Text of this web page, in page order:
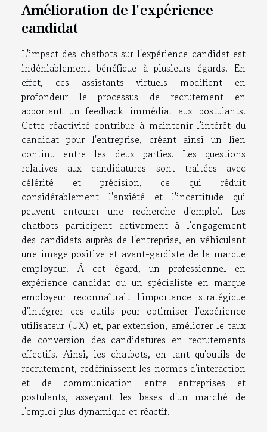
Amélioration de l'expérience
candidat
L'impact des chatbots sur l'expérience candidat est
indéniablement bénéfique à plusieurs égards. En
effet, ces assistants virtuels modifient en
profondeur le processus de recrutement en
apportant un feedback immédiat aux postulants.
Cette réactivité contribue à maintenir l'intérêt du
candidat pour l'entreprise, créant ainsi un lien
continu entre les deux parties. Les questions
relatives aux candidatures sont traitées avec
célérité et précision, ce qui réduit
considérablement l'anxiété et l'incertitude qui
peuvent entourer une recherche d'emploi. Les
chatbots participent activement à l'engagement
des candidats auprès de l'entreprise, en véhiculant
une image positive et avant-gardiste de la marque
employeur. À cet égard, un professionnel en
expérience candidat ou un spécialiste en marque
employeur reconnaîtrait l'importance stratégique
d'intégrer ces outils pour optimiser l'expérience
utilisateur (UX) et, par extension, améliorer le taux
de conversion des candidatures en recrutements
effectifs. Ainsi, les chatbots, en tant qu'outils de
recrutement, redéfinissent les normes d'interaction
et de communication entre entreprises et
postulants, asseyant les bases d'un marché de
l'emploi plus dynamique et réactif.